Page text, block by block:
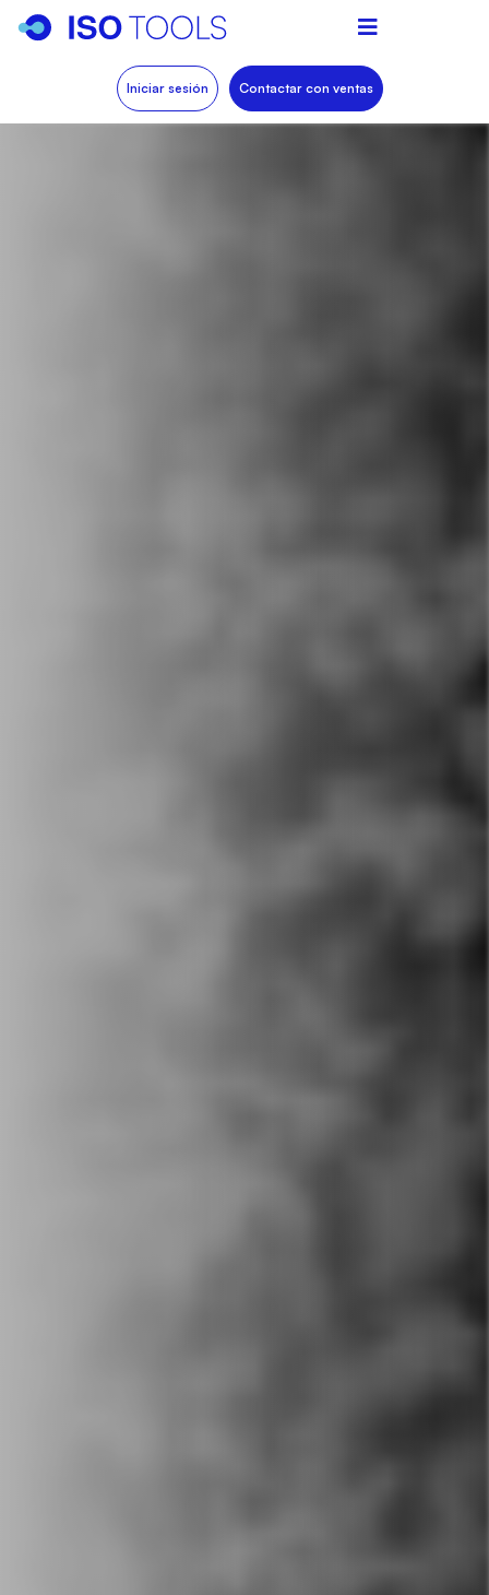
Iniciar sesión Contactar con ventas